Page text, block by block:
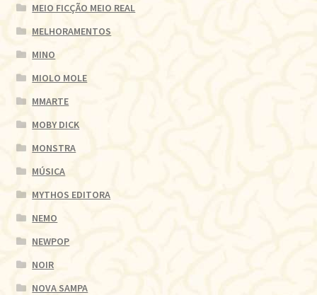
MEIO FICÇÃO MEIO REAL
MELHORAMENTOS
MINO
MIOLO MOLE
MMARTE
MOBY DICK
MONSTRA
MÚSICA
MYTHOS EDITORA
NEMO
NEWPOP
NOIR
NOVA SAMPA